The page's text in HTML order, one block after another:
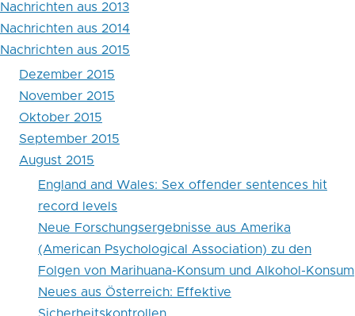
Jails
and
State
Prisons,
2000–
2013
Statistical
Tables
Nachrichten aus 2013
Nachrichten aus 2014
Nachrichten aus 2015
Dezember 2015
November 2015
Oktober 2015
September 2015
August 2015
England and Wales: Sex offender sentences hit
record levels
Neue Forschungsergebnisse aus Amerika
(American Psychological Association) zu den
Folgen von Marihuana-Konsum und Alkohol-Konsum
Neues aus Österreich: Effektive